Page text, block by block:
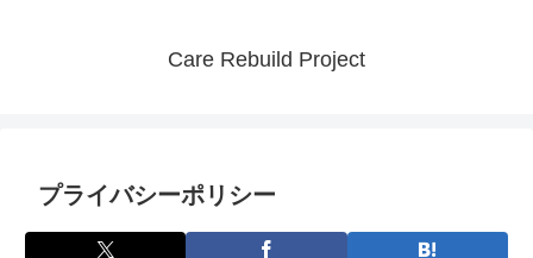
Care Rebuild Project
プライバシーポリシー